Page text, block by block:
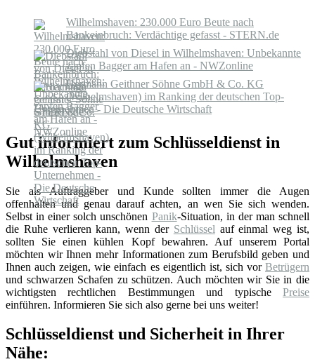
Wilhelmshaven: 230.000 Euro Beute nach
Bankeinbruch: Verdächtige gefasst - STERN.de
Diebstahl von Diesel in Wilhelmshaven: Unbekannte
zapfen Bagger am Hafen an - NWZonline
Hermann Geithner Söhne GmbH & Co. KG
(Wilhelmshaven) im Ranking der deutschen Top-
Unternehmen - Die Deutsche Wirtschaft
Gut informiert zum Schlüsseldienst in
Wilhelmshaven
Sie als Auftraggeber und Kunde sollten immer die Augen
offenhalten und genau darauf achten, an wen Sie sich wenden.
Selbst in einer solch unschönen Panik-Situation, in der man schnell
die Ruhe verlieren kann, wenn der Schlüssel auf einmal weg ist,
sollten Sie einen kühlen Kopf bewahren. Auf unserem Portal
möchten wir Ihnen mehr Informationen zum Berufsbild geben und
Ihnen auch zeigen, wie einfach es eigentlich ist, sich vor Betrügern
und schwarzen Schafen zu schützen. Auch möchten wir Sie in die
wichtigsten rechtlichen Bestimmungen und typische Preise
einführen. Informieren Sie sich also gerne bei uns weiter!
Schlüsseldienst und Sicherheit in Ihrer
Nähe: